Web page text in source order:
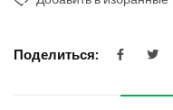
Поделиться: